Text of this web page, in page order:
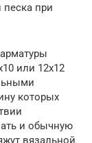
при
или 12х12
которых
и обычную
вязальной